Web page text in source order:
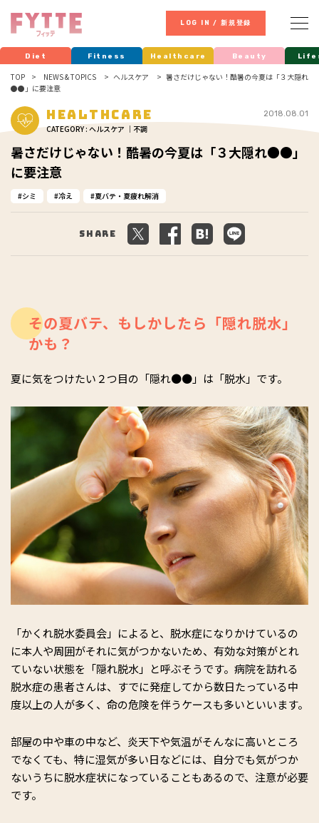
LOG IN / 新規登録
Diet Fitness Healthcare Beauty
TOP NEWS & TOPICS ヘルスケア
暑さだけじゃない！酷暑の今夏は「３大隠れ
●●」に要注意
Healthcare
CATEGORY : ヘルスケア ｜不調
2018.08.01
暑さだけじゃない！酷暑の今夏は「３大隠れ●●」
に要注意
シミ 冷え 夏バテ・夏疲れ解消
Share
その夏バテ、もしかしたら「隠れ脱水」
かも？
夏に気をつけたい２つ目の「隠れ●●」は「脱水」です。
「かくれ脱水委員会」によると、脱水症になりかけているの
に本人や周囲がそれに気がつかないため、有効な対策がとれ
ていない状態を「隠れ脱水」と呼ぶそうです。病院を訪れる
脱水症の患者さんは、すでに発症してから数日たっている中
度以上の人が多く、命の危険を伴うケースも多いといいます。
部屋の中や車の中など、炎天下や気温がそんなに高いところ
でなくても、特に湿気が多い日などには、自分でも気がつか
ないうちに脱水症状になっていることもあるので、注意が必要
です。